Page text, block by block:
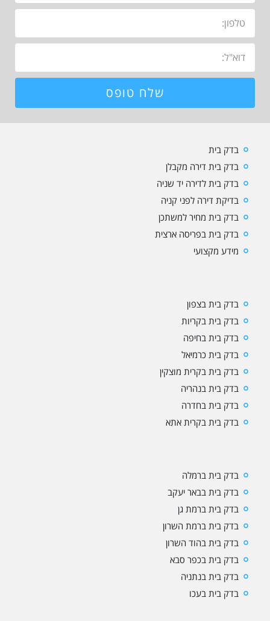
שלח טופס
בדק בית
בדק בית דירה מקבלן
בדק בית לדירה יד שניה
בדיקת דירה לפני קניה
בדק בית מחיר למשתכן
בדק בית בפריסה ארצית
מידע מקצועי
בדק בית בצפון
בדק בית בקריות
בדק בית בחיפה
בדק בית כרמיאל
בדק בית בקרית מוצקין
בדק בית בנהריה
בדק בית בחדרה
בדק בית בקרית אתא
בדק בית ברמלה
בדק בית בבאר יעקב
בדק בית ברמת גן
בדק בית ברמת השרון
בדק בית בהוד השרון
בדק בית בכפר סבא
בדק בית בנתניה
בדק בית בעכו